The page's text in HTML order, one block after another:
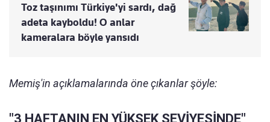
Toz taşınımı Türkiye'yi sardı, dağ
adeta kayboldu! O anlar
kameralara böyle yansıdı
Memiş'in açıklamalarında öne çıkanlar şöyle:
"3 HAFTANIN EN YÜKSEK SEVİYESİNDE"